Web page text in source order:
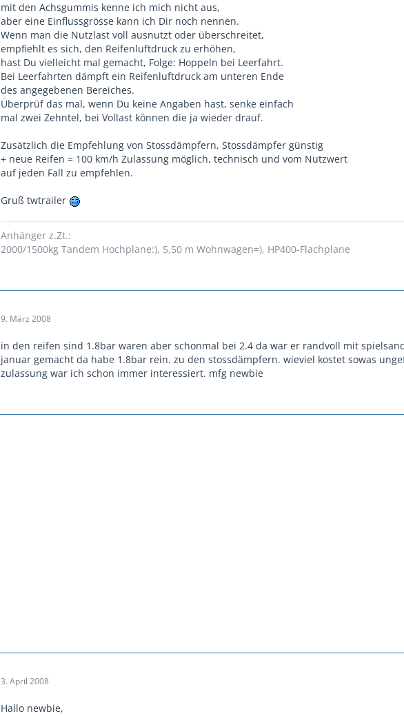
mit den Achsgummis kenne ich mich nicht aus,
aber eine Einflussgrösse kann ich Dir noch nennen.
Wenn man die Nutzlast voll ausnutzt oder überschreitet,
empfiehlt es sich, den Reifenluftdruck zu erhöhen,
hast Du vielleicht mal gemacht, Folge: Hoppeln bei Leerfahrt.
Bei Leerfahrten dämpft ein Reifenluftdruck am unteren Ende
des angegebenen Bereiches.
Überprüf das mal, wenn Du keine Angaben hast, senke einfach
mal zwei Zehntel, bei Vollast können die ja wieder drauf.
Zusätzlich die Empfehlung von Stossdämpfern, Stossdämpfer günstig
+ neue Reifen = 100 km/h Zulassung möglich, technisch und vom Nutzwert
auf jeden Fall zu empfehlen.
Gruß twtrailer
Anhänger z.Zt.:
2000/1500kg Tandem Hochplane:), 5,50 m Wohnwagen=), HP400-Flachplane
9. März 2008
in den reifen sind 1.8bar waren aber schonmal bei 2.4 da war er randvoll mit
januar gemacht da habe 1.8bar rein. zu den stossdämpfern. wieviel kostet sowas
zulassung war ich schon immer interessiert. mfg newbie
3. April 2008
Hallo newbie,